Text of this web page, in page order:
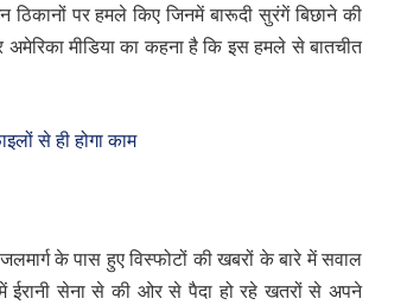
ठिकानों पर हमले किए जिनमें बारूदी सुरंगें बिछाने की
मीडिया का कहना है कि इस हमले से बातचीत
से ही होगा काम
के पास हुए विस्फोटों की खबरों के बारे में सवाल
ईरानी सेना से की ओर से पैदा हो रहे खतरों से अपने